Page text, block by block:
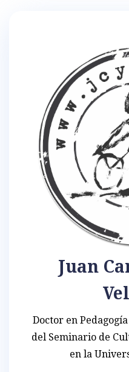
Juan
Doctor en
del Seminario de
en la